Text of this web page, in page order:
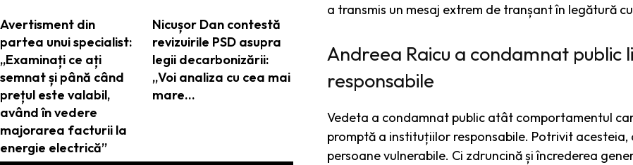
Avertisment din
partea unui specialist:
„Examinați ce ați
semnat și până când
prețul este valabil,
având în vedere
majorarea facturii la
energie electrică”
Nicușor Dan contestă
revizuirile PSD asupra
legii decarbonizării:
„Voi analiza cu cea mai
mare…
a transmis un mesaj extrem de tranșant în legătură
Andreea Raicu a condamnat
responsabile
Vedeta a condamnat public atât comportamentul
promptă a instituțiilor responsabile. Potrivit
persoane vulnerabile. Ci zdruncină și încrederea